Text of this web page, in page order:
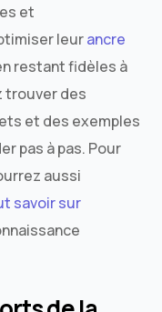
et
leurancre
restant fidèles à
trouver des
et des exemples
pas à pas. Pour
aussi
savoir sur